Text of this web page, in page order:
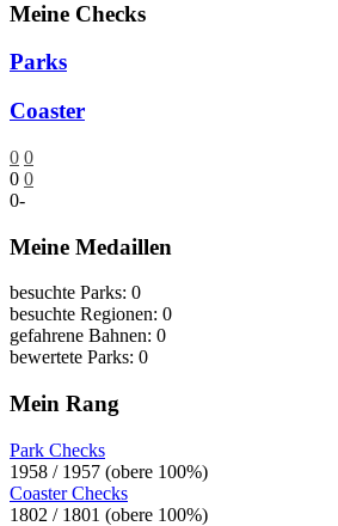
Meine Checks
Parks
Coaster
0 0
0 0
0-
Meine Medaillen
besuchte Parks: 0
besuchte Regionen: 0
gefahrene Bahnen: 0
bewertete Parks: 0
Mein Rang
Park Checks
1958 / 1957 (obere 100%)
Coaster Checks
1802 / 1801 (obere 100%)